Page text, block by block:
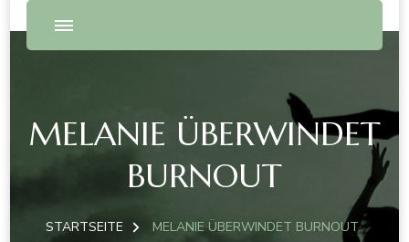
MELANIE ÜBERWINDET
BURNOUT
STARTSEITE MELANIE ÜBERWINDET BURNOUT